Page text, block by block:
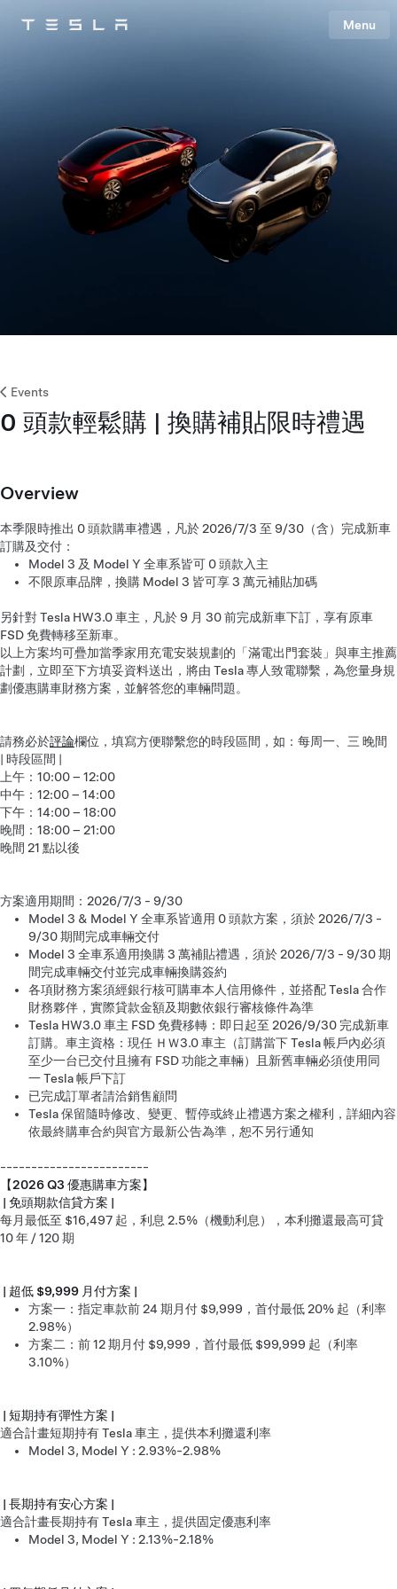
Tesla Menu
Events
0 頭款輕鬆購 | 換購補貼限時禮遇
Overview
本季限時推出 0 頭款購車禮遇，凡於 2026/7/3 至 9/30（含）完成新車
訂購及交付：
Model 3 及 Model Y 全車系皆可 0 頭款入主
不限原車品牌，換購 Model 3 皆可享 3 萬元補貼加碼
另針對 Tesla HW3.0 車主，凡於 9 月 30 前完成新車下訂，享有原車
FSD 免費轉移至新車。
以上方案均可疊加當季家用充電安裝規劃的「滿電出門套裝」與車主推薦
計劃，立即至下方填妥資料送出，將由 Tesla 專人致電聯繫，為您量身規
劃優惠購車財務方案，並解答您的車輛問題。
請務必於評論欄位，填寫方便聯繫您的時段區間，如：每周一、三 晚間
| 時段區間 |
上午：10:00 – 12:00
中午：12:00 – 14:00
下午：14:00 – 18:00
晚間：18:00 – 21:00
晚間 21 點以後
方案適用期間：2026/7/3 - 9/30
Model 3 & Model Y 全車系皆適用 0 頭款方案，須於 2026/7/3 -
9/30 期間完成車輛交付
Model 3 全車系適用換購 3 萬補貼禮遇，須於 2026/7/3 - 9/30 期
間完成車輛交付並完成車輛換購簽約
各項財務方案須經銀行核可購車本人信用條件，並搭配 Tesla 合作
財務夥伴，實際貸款金額及期數依銀行審核條件為準
Tesla HW3.0 車主 FSD 免費移轉：即日起至 2026/9/30 完成新車
訂購。車主資格：現任 ＨＷ3.0 車主（訂購當下 Tesla 帳戶內必須
至少一台已交付且擁有 FSD 功能之車輛）且新舊車輛必須使用同
一 Tesla 帳戶下訂
已完成訂單者請洽銷售顧問
Tesla 保留隨時修改、變更、暫停或終止禮遇方案之權利，詳細內容
依最終購車合約與官方最新公告為準，恕不另行通知
------------------------
【2026 Q3 優惠購車方案】
| 免頭期款信貸方案 |
每月最低至 $16,497 起，利息 2.5%（機動利息），本利攤還最高可貸
10 年 / 120 期
| 超低 $9,999 月付方案 |
方案一：指定車款前 24 期月付 $9,999，首付最低 20% 起（利率
2.98%）
方案二：前 12 期月付 $9,999，首付最低 $99,999 起（利率
3.10%）
| 短期持有彈性方案 |
適合計畫短期持有 Tesla 車主，提供本利攤還利率
Model 3, Model Y : 2.93%-2.98%
| 長期持有安心方案 |
適合計畫長期持有 Tesla 車主，提供固定優惠利率
Model 3, Model Y : 2.13%-2.18%